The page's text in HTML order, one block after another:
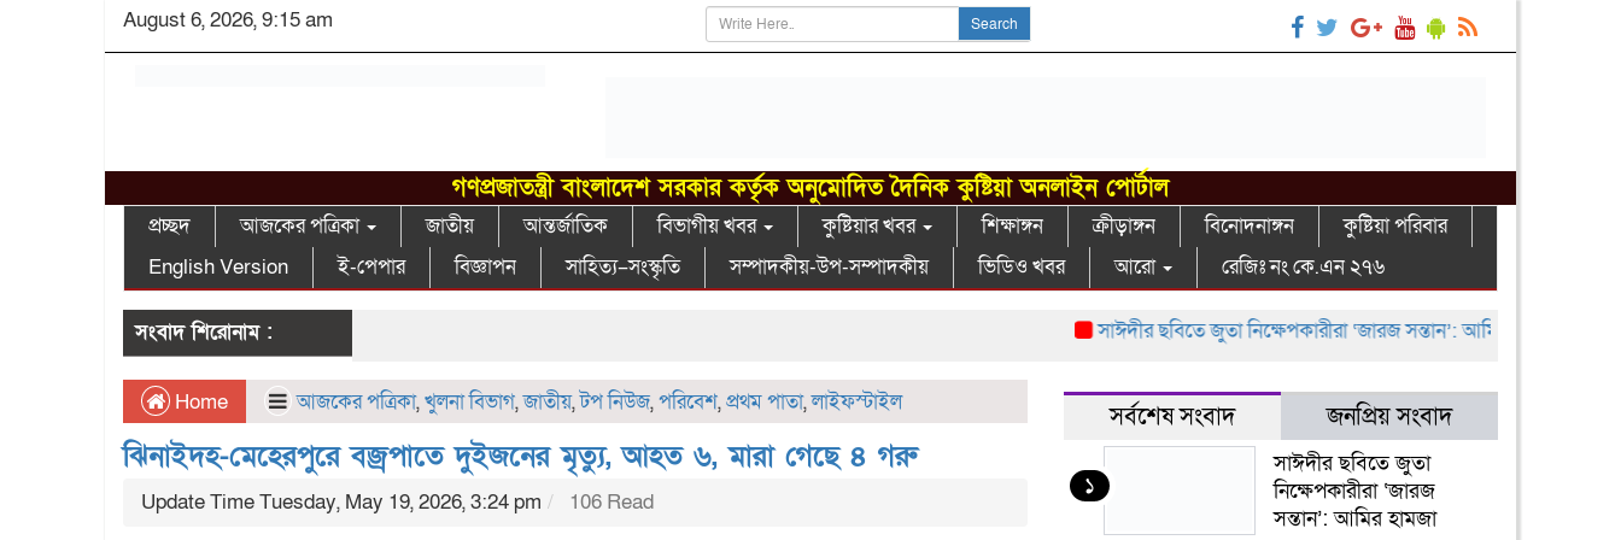
August 6, 2026, 9:15 am Search
গণপ্রজাতন্ত্রী বাংলাদেশ সরকার কর্তৃক অনুমোদিত দৈনিক কুষ্টিয়া অনলাইন পোর্টাল
প্রচ্ছদ আজকের পত্রিকা জাতীয় আন্তর্জাতিক বিভাগীয় খবর কুষ্টিয়ার খবর শিক্ষাঙ্গন ক্রীড়াঙ্গন বিনোদনাঙ্গন
কুষ্টিয়া পরিবার
English Version
ই-পেপার বিজ্ঞাপন সাহিত্য–সংস্কৃতি সম্পাদকীয়-উপ-সম্পাদকীয় ভিডিও খবর আরো রেজিঃ নং কে.এন ২৭৬
সংবাদ শিরোনাম : সাঈদীর ছবিতে জুতা নিক্ষেপকারীরা ‘জারজ সন্তান’: আমির হামজা
Home আজকের পত্রিকা,খুলনা বিভাগ,জাতীয়,টপ নিউজ,পরিবেশ,প্রথম পাতা,লাইফস্টাইল
ঝিনাইদহ-মেহেরপুরে বজ্রপাতে দুইজনের মৃত্যু, আহত ৬, মারা গেছে ৪ গরু
Update Time Tuesday, May 19, 2026, 3:24 pm 106 Read
সর্বশেষ সংবাদ জনপ্রিয় সংবাদ
১
সাঈদীর ছবিতে জুতা
নিক্ষেপকারীরা ‘জারজ
সন্তান’: আমির হামজা